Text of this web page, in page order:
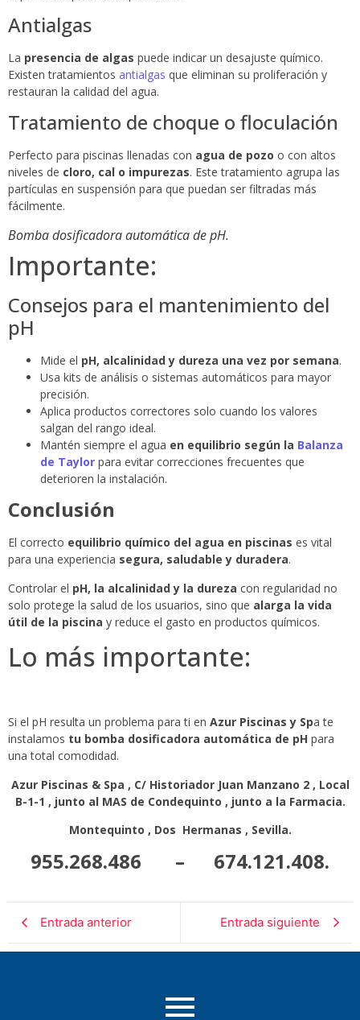
Antialgas
La presencia de algas puede indicar un desajuste químico.
Existen tratamientos antialgas que eliminan su proliferación y
restauran la calidad del agua.
Tratamiento de choque o floculación
Perfecto para piscinas llenadas con agua de pozo o con altos
niveles de cloro, cal o impurezas. Este tratamiento agrupa las
partículas en suspensión para que puedan ser filtradas más
fácilmente.
Bomba dosificadora automática de pH.
Importante:
Consejos para el mantenimiento del
pH
Mide el pH, alcalinidad y dureza una vez por semana.
Usa kits de análisis o sistemas automáticos para mayor
precisión.
Aplica productos correctores solo cuando los valores
salgan del rango ideal.
Mantén siempre el agua en equilibrio según la Balanza
de Taylor para evitar correcciones frecuentes que
deterioren la instalación.
Conclusión
El correcto equilibrio químico del agua en piscinas es vital
para una experiencia segura, saludable y duradera.
Controlar el pH, la alcalinidad y la dureza con regularidad no
solo protege la salud de los usuarios, sino que alarga la vida
útil de la piscina y reduce el gasto en productos químicos.
Lo más importante:
Si el pH resulta un problema para ti en Azur Piscinas y Spa te
instalamos tu bomba dosificadora automática de pH para
una total comodidad.
Azur Piscinas & Spa , C/ Historiador Juan Manzano 2 , Local
B-1-1 , junto al MAS de Condequinto , junto a la Farmacia.
Montequinto , Dos Hermanas , Sevilla.
955.268.486 – 674.121.408.
Entrada anterior Entrada siguiente